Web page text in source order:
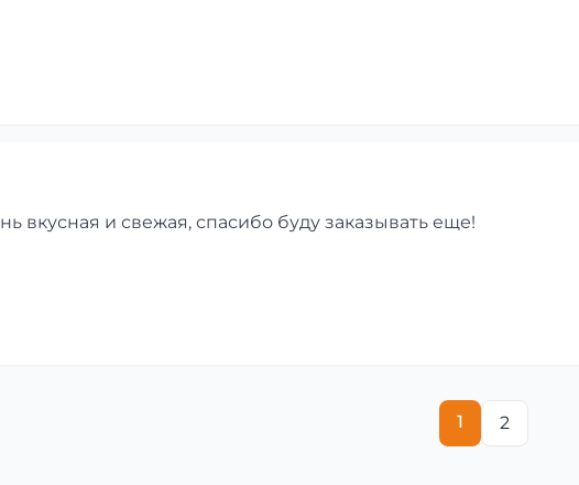
вкусная и свежая, спасибо буду заказывать еще!
1 2